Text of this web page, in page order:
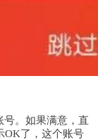
。 如果满意，直
OK了，这个账号